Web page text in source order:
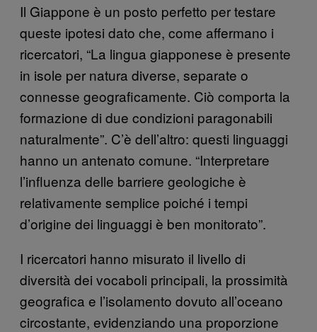
Il Giappone è un posto perfetto per testare
queste ipotesi dato che, come affermano i
ricercatori, “La lingua giapponese è presente
in isole per natura diverse, separate o
connesse geograficamente. Ciò comporta la
formazione di due condizioni paragonabili
naturalmente”. C’è dell’altro: questi linguaggi
hanno un antenato comune. “Interpretare
l’influenza delle barriere geologiche è
relativamente semplice poiché i tempi
d’origine dei linguaggi è ben monitorato”.
I ricercatori hanno misurato il livello di
diversità dei vocaboli principali, la prossimità
geografica e l’isolamento dovuto all’oceano
circostante, evidenziando una proporzione